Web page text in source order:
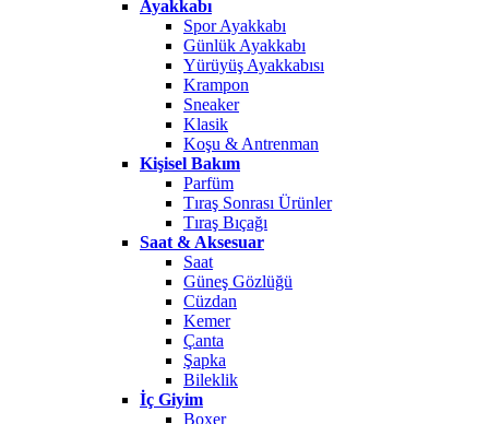
Ayakkabı
Spor Ayakkabı
Günlük Ayakkabı
Yürüyüş Ayakkabısı
Krampon
Sneaker
Klasik
Koşu & Antrenman
Kişisel Bakım
Parfüm
Tıraş Sonrası Ürünler
Tıraş Bıçağı
Saat & Aksesuar
Saat
Güneş Gözlüğü
Cüzdan
Kemer
Çanta
Şapka
Bileklik
İç Giyim
Boxer